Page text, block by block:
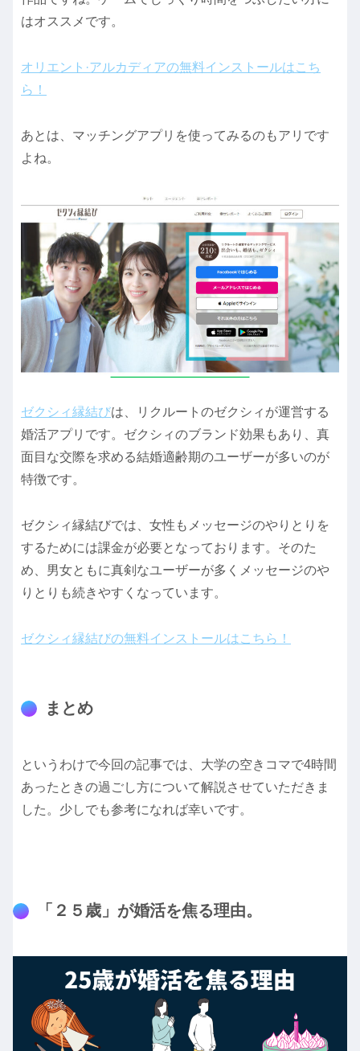
はオススメです。
オリエント·アルカディアの無料インストールはこち
ら！
あとは、マッチングアプリを使ってみるのもアリです
よね。
ゼクシィ縁結びは、リクルートのゼクシィが運営する
婚活アプリです。ゼクシィのブランド効果もあり、真
面目な交際を求める結婚適齢期のユーザーが多いのが
特徴です。
ゼクシィ縁結びでは、女性もメッセージのやりとりを
するためには課金が必要となっております。そのた
め、男女ともに真剣なユーザーが多くメッセージのや
りとりも続きやすくなっています。
ゼクシィ縁結びの無料インストールはこちら！
まとめ
というわけで今回の記事では、大学の空きコマで4時間
あったときの過ごし方について解説させていただきま
した。少しでも参考になれば幸いです。
「２５歳」が婚活を焦る理由。